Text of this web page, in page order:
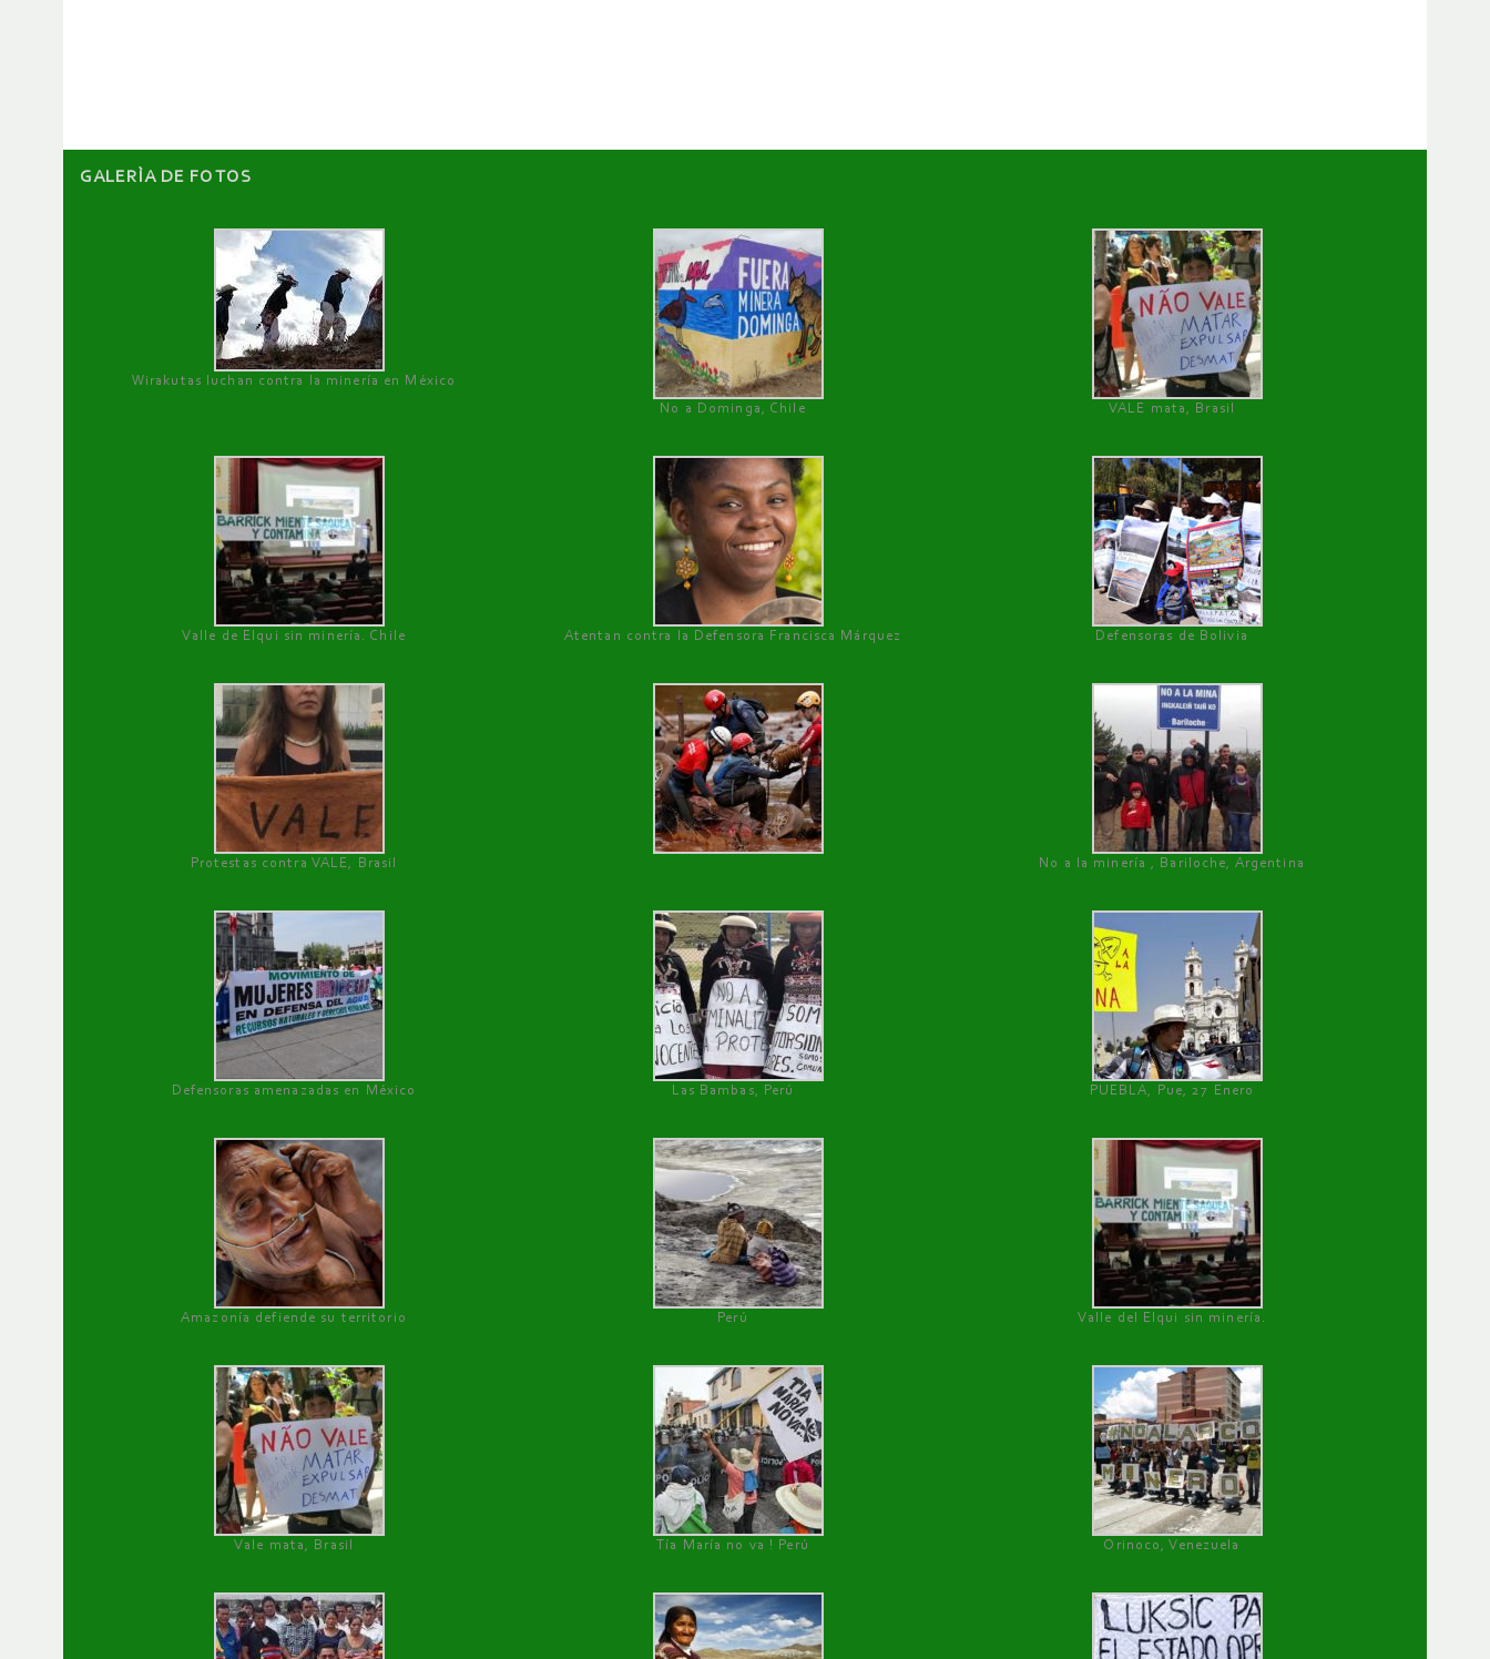
GALERÌA DE FOTOS
Wirakutas luchan contra la minería en México
No a Dominga, Chile
VALE mata, Brasil
Valle de Elqui sin minería. Chile Atentan contra la Defensora Francisca Márquez Defensoras de Bolivia
Protestas contra VALE, Brasil No a la minería , Bariloche, Argentina
Defensoras amenazadas en México Las Bambas, Perú PUEBLA, Pue, 27 Enero
Amazonía defiende su territorio Perú Valle del Elqui sin minería.
Vale mata, Brasil Tía María no va ! Perú Orinoco, Venezuela